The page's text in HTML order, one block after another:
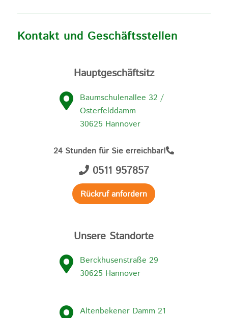
Kontakt und Geschäftsstellen
Hauptgeschäftsitz
Baumschulenallee 32 /
Osterfelddamm
30625 Hannover
24 Stunden für Sie erreichbar!
0511 957857
Rückruf anfordern
Unsere Standorte
Berckhusenstraße 29
30625 Hannover
Altenbekener Damm 21